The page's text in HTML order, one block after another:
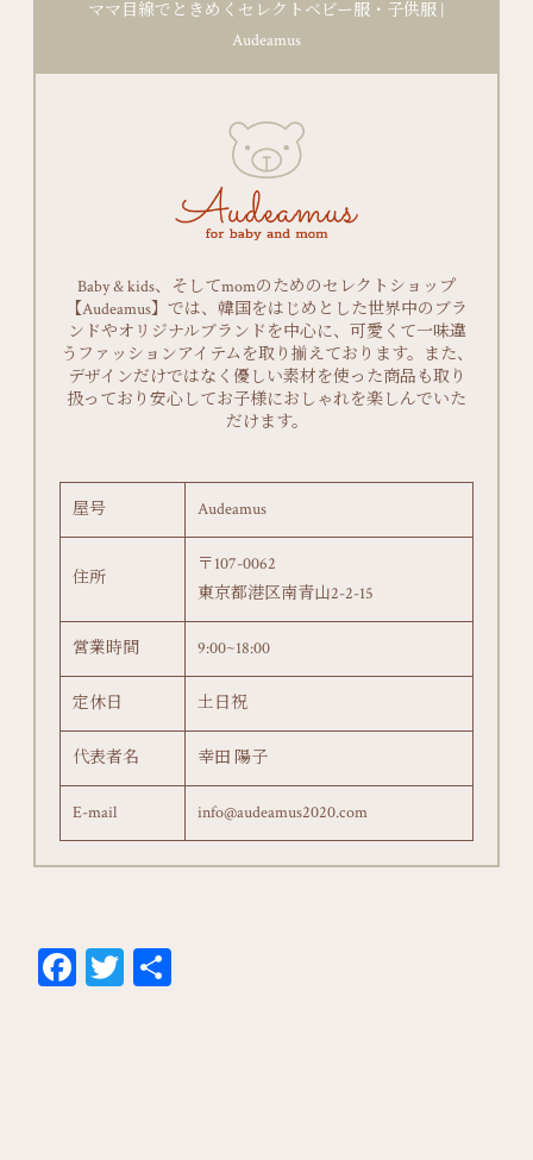
ママ目線でときめくセレクトベビー服・子供服 |
Audeamus
Baby & kids、そしてmomのためのセレクトショップ
【Audeamus】では、韓国をはじめとした世界中のブラ
ンドやオリジナルブランドを中心に、可愛くて一味違
うファッションアイテムを取り揃えております。また、
デザインだけではなく優しい素材を使った商品も取り
扱っており安心してお子様におしゃれを楽しんでいた
だけます。
屋号 Audeamus
住所
〒107-0062
東京都港区南青山2-2-15
営業時間 9:00~18:00
定休日 土日祝
代表者名 幸田 陽子
E-mail info@audeamus2020.com
Fa T